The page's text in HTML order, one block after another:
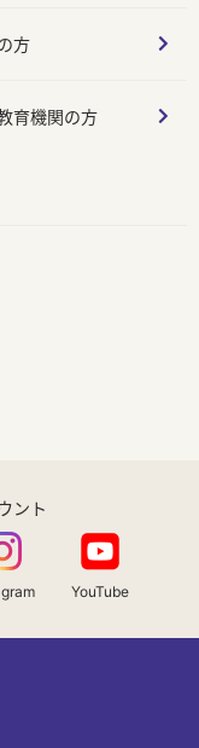
方
育機関の方
ント
YouTube